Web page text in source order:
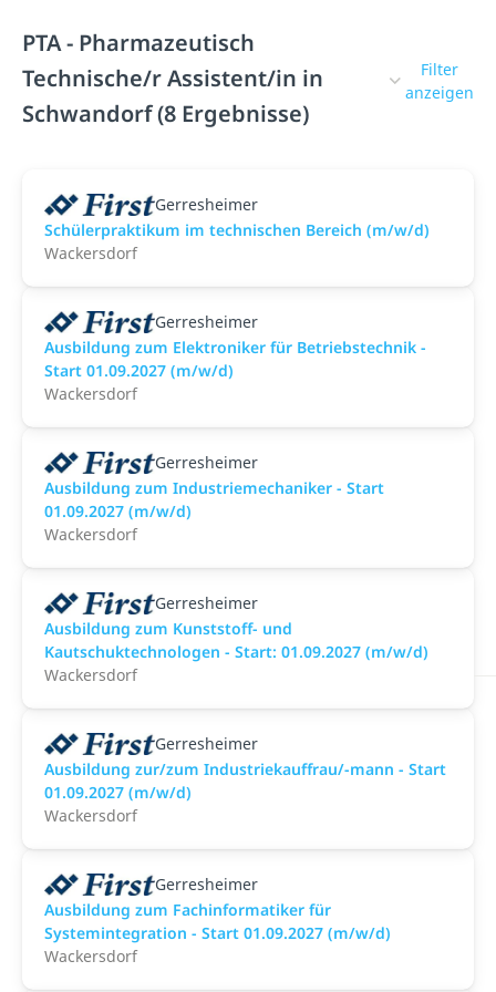
PTA - Pharmazeutisch
Technische/r Assistent/in in
Schwandorf (8 Ergebnisse)
Filter
anzeigen
Gerresheimer
Schülerpraktikum im technischen Bereich (m/w/d)
Wackersdorf
Gerresheimer
Ausbildung zum Elektroniker für Betriebstechnik -
Start 01.09.2027 (m/w/d)
Wackersdorf
Gerresheimer
Ausbildung zum Industriemechaniker - Start
01.09.2027 (m/w/d)
Wackersdorf
Gerresheimer
Ausbildung zum Kunststoff- und
Kautschuktechnologen - Start: 01.09.2027 (m/w/d)
Wackersdorf
Gerresheimer
Ausbildung zur/zum Industriekauffrau/-mann - Start
01.09.2027 (m/w/d)
Wackersdorf
Gerresheimer
Ausbildung zum Fachinformatiker für
Systemintegration - Start 01.09.2027 (m/w/d)
Wackersdorf